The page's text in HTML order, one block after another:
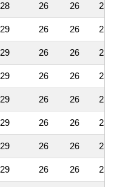
28 26 26 23
29 26 26 23
29 26 26 23
29 26 26 23
29 26 26 23
29 26 26 23
29 26 26 23
29 26 26 23